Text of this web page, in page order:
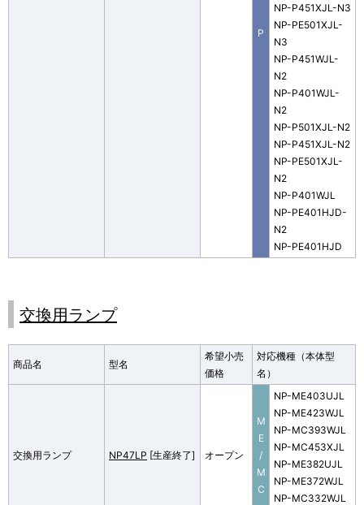
P
NP-P451XJL-N3
NP-PE501XJL-
N3
NP-P451WJL-
N2
NP-P401WJL-
N2
NP-P501XJL-N2
NP-P451XJL-N2
NP-PE501XJL-
N2
NP-P401WJL
NP-PE401HJD-
N2
NP-PE401HJD
交換用ランプ
商品名 型名
希望小売
価格
対応機種（本体型
名）
交換用ランプ NP47LP [生産終了] オープン
M
E
/
M
C
NP-ME403UJL
NP-ME423WJL
NP-MC393WJL
NP-MC453XJL
NP-ME382UJL
NP-ME372WJL
NP-MC332WJL